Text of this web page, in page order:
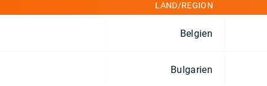
LAND/REGION
Belgien
Bulgarien